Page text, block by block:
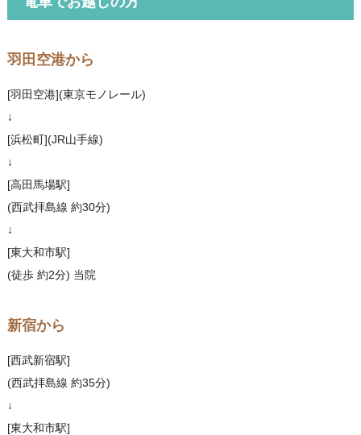
羽田空港から
[羽田空港](東京モノレール)
↓
[浜松町](JR山手線)
↓
[高田馬場駅]
(西武拝島線 約30分)
↓
[東大和市駅]
(徒歩 約2分) 当院
新宿から
[西武新宿駅]
(西武拝島線 約35分)
↓
[東大和市駅]